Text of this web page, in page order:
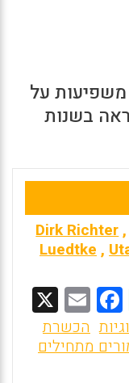
משפיעות על
בשנות
Dirk Richter
Luedtke,
W
h
at
F
a
ce
E
m
ai
הכשרת
מתחילים